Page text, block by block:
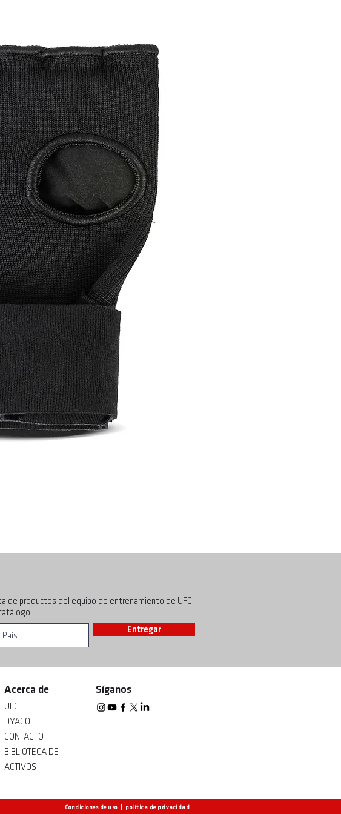
de productos del equipo de entrenamiento de UFC.
Entregar
Acerca de
UFC
DYACO
CONTACTO
BIBLIOTECA DE
ACTIVOS
Síganos
Condiciones de uso| política de privacidad